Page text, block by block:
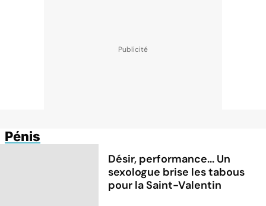
Pénis
Désir, performance... Un
sexologue brise les tabous
pour la Saint-Valentin